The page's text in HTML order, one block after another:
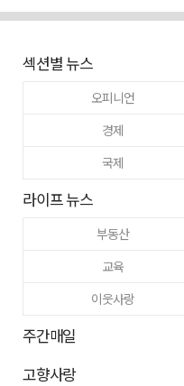
섹션별 뉴스
오피니언
경제
국제
라이프 뉴스
부동산
교육
이웃사랑
주간매일
고향사랑